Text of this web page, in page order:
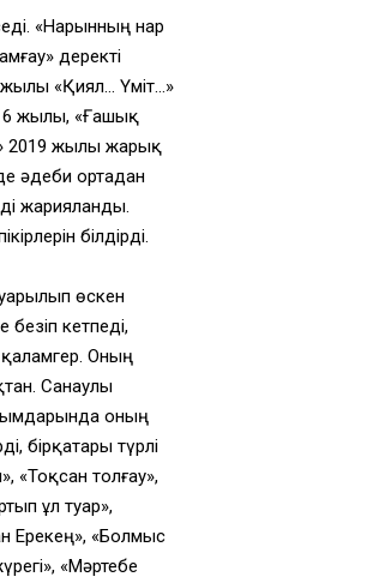
«Нарынның нар
деректі
«Қиял… Үміт…»
жылы, «Ғашық
2019 жылы жарық
әдеби ортадан
жарияланды.
білдірді.
өскен
кетпеді,
қаламгер. Оның
Санаулы
оның
бірқатары түрлі
«Тоқсан толғау»,
ұл туар»,
Ерекең», «Болмыс
«Мәртебе